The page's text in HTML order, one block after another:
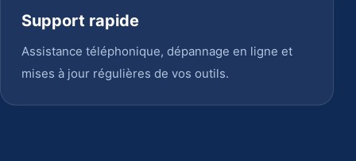
Support rapide
Assistance téléphonique, dépannage en ligne et
mises à jour régulières de vos outils.